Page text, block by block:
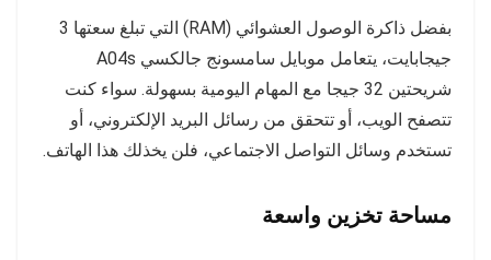
بفضل ذاكرة الوصول العشوائي (RAM) التي تبلغ سعتها 3
جيجابايت، يتعامل موبايل سامسونج جالكسي A04s
شريحتين 32 جيجا مع المهام اليومية بسهولة. سواء كنت
تتصفح الويب، أو تتحقق من رسائل البريد الإلكتروني، أو
تستخدم وسائل التواصل الاجتماعي، فلن يخذلك هذا الهاتف.
مساحة تخزين واسعة